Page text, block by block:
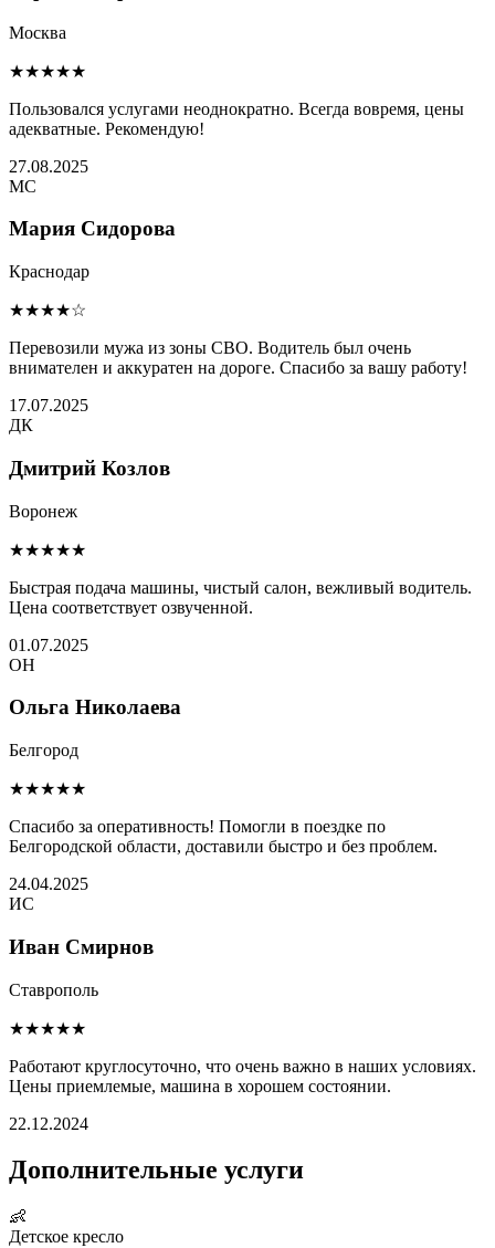
Москва
★★★★★
Пользовался услугами неоднократно. Всегда вовремя, цены
адекватные. Рекомендую!
27.08.2025
МС
Мария Сидорова
Краснодар
★★★★☆
Перевозили мужа из зоны СВО. Водитель был очень
внимателен и аккуратен на дороге. Спасибо за вашу работу!
17.07.2025
ДК
Дмитрий Козлов
Воронеж
★★★★★
Быстрая подача машины, чистый салон, вежливый водитель.
Цена соответствует озвученной.
01.07.2025
ОН
Ольга Николаева
Белгород
★★★★★
Спасибо за оперативность! Помогли в поездке по
Белгородской области, доставили быстро и без проблем.
24.04.2025
ИС
Иван Смирнов
Ставрополь
★★★★★
Работают круглосуточно, что очень важно в наших условиях.
Цены приемлемые, машина в хорошем состоянии.
22.12.2024
Дополнительные услуги
👶
Детское кресло